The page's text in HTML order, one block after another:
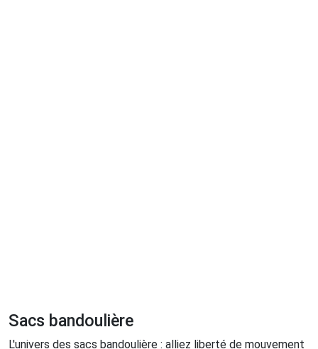
Sacs bandoulière
L'univers des sacs bandoulière : alliez liberté de mouvement